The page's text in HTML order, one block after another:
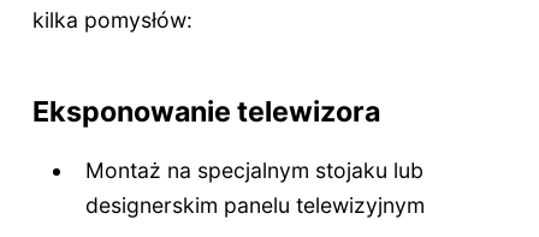
kilka pomysłów:
Eksponowanie telewizora
Montaż na specjalnym stojaku lub
designerskim panelu telewizyjnym